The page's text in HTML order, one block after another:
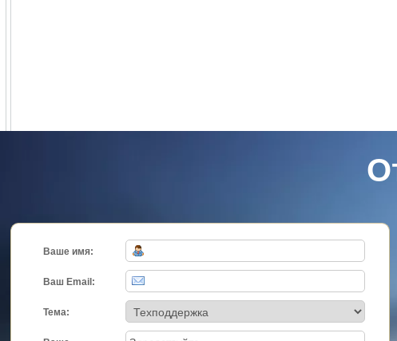
Ваше имя:
Ваш Email:
Тема: